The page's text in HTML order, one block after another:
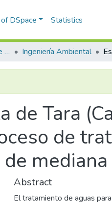
DSpace Statistics
Facultad de Arquitectura e Ingenierías Civil y del Ambiente Ingeniería Ambiental
de Tara
de
Abstract
El tratamiento de aguas